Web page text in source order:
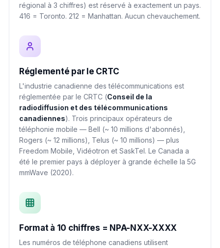
régional à 3 chiffres) est réservé à exactement un pays.
416 = Toronto. 212 = Manhattan. Aucun chevauchement.
Réglementé par le CRTC
L'industrie canadienne des télécommunications est
réglementée par le CRTC (Conseil de la
radiodiffusion et des télécommunications
canadiennes). Trois principaux opérateurs de
téléphonie mobile — Bell (~ 10 millions d'abonnés),
Rogers (~ 12 millions), Telus (~ 10 millions) — plus
Freedom Mobile, Vidéotron et SaskTel. Le Canada a
été le premier pays à déployer à grande échelle la 5G
mmWave (2020).
Format à 10 chiffres = NPA-NXX-XXXX
Les numéros de téléphone canadiens utilisent